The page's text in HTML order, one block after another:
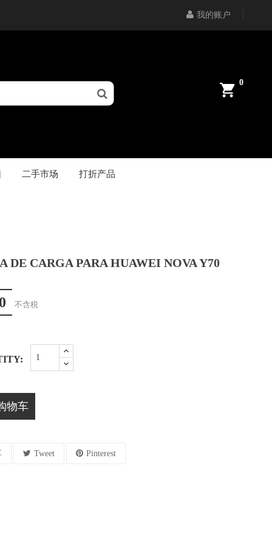
我的账户
0
二手市场 打折产品
DE CARGA PARA HUAWEI NOVA Y70
不含税
物车
Tweet Pinterest